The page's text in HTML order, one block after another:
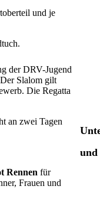
und je
der DRV-Jugend
Slalom gilt
Die Regatta
an zwei Tagen
Rennen für
Frauen und
und